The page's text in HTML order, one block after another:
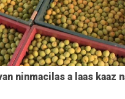
ninmacilas a laas kaaz